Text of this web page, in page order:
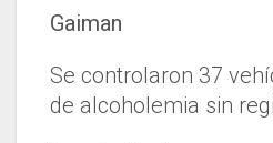
Gaiman
Se controlaron 37
de alcoholemia sin